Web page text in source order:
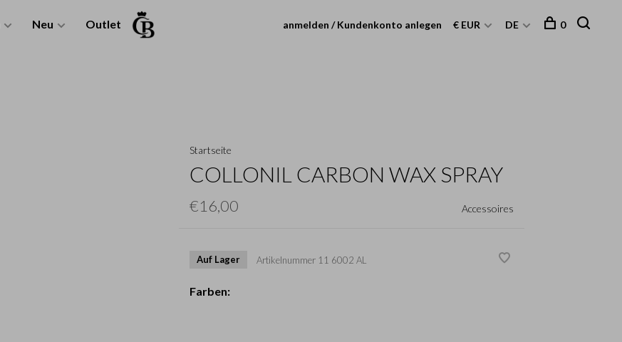
Neu Outlet anmelden / Kundenkonto anlegen € EUR DE 0
Startseite
COLLONIL CARBON WAX SPRAY
€16,00 Accessoires
Auf Lager Artikelnummer 11 6002 AL
Farben: